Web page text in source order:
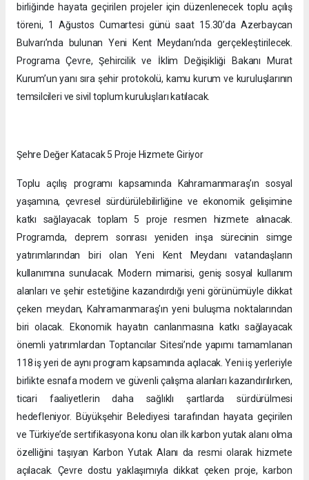
birliğinde hayata geçirilen projeler için düzenlenecek toplu açılış
töreni, 1 Ağustos Cumartesi günü saat 15.30’da Azerbaycan
Bulvarı’nda bulunan Yeni Kent Meydanı’nda gerçekleştirilecek.
Programa Çevre, Şehircilik ve İklim Değişikliği Bakanı Murat
Kurum’un yanı sıra şehir protokolü, kamu kurum ve kuruluşlarının
temsilcileri ve sivil toplum kuruluşları katılacak.
Şehre Değer Katacak 5 Proje Hizmete Giriyor
Toplu açılış programı kapsamında Kahramanmaraş’ın sosyal
yaşamına, çevresel sürdürülebilirliğine ve ekonomik gelişimine
katkı sağlayacak toplam 5 proje resmen hizmete alınacak.
Programda, deprem sonrası yeniden inşa sürecinin simge
yatırımlarından biri olan Yeni Kent Meydanı vatandaşların
kullanımına sunulacak. Modern mimarisi, geniş sosyal kullanım
alanları ve şehir estetiğine kazandırdığı yeni görünümüyle dikkat
çeken meydan, Kahramanmaraş’ın yeni buluşma noktalarından
biri olacak. Ekonomik hayatın canlanmasına katkı sağlayacak
önemli yatırımlardan Toptancılar Sitesi’nde yapımı tamamlanan
118 iş yeri de aynı program kapsamında açılacak. Yeni iş yerleriyle
birlikte esnafa modern ve güvenli çalışma alanları kazandırılırken,
ticari faaliyetlerin daha sağlıklı şartlarda sürdürülmesi
hedefleniyor. Büyükşehir Belediyesi tarafından hayata geçirilen
ve Türkiye’de sertifikasyona konu olan ilk karbon yutak alanı olma
özelliğini taşıyan Karbon Yutak Alanı da resmi olarak hizmete
açılacak. Çevre dostu yaklaşımıyla dikkat çeken proje, karbon